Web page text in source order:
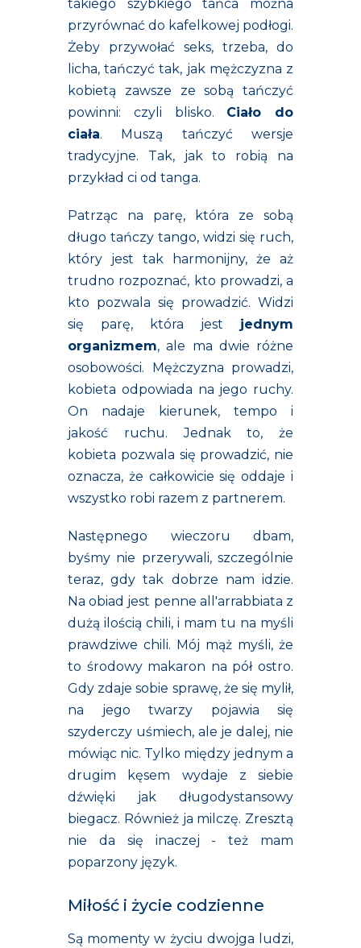
takiego szybkiego tańca można
przyrównać do kafelkowej podłogi.
Żeby przywołać seks, trzeba, do
licha, tańczyć tak, jak mężczyzna z
kobietą zawsze ze sobą tańczyć
powinni: czyli blisko. Ciało do
ciała. Muszą tańczyć wersje
tradycyjne. Tak, jak to robią na
przykład ci od tanga.
Patrząc na parę, która ze sobą
długo tańczy tango, widzi się ruch,
który jest tak harmonijny, że aż
trudno rozpoznać, kto prowadzi, a
kto pozwala się prowadzić. Widzi
się parę, która jest jednym
organizmem, ale ma dwie różne
osobowości. Mężczyzna prowadzi,
kobieta odpowiada na jego ruchy.
On nadaje kierunek, tempo i
jakość ruchu. Jednak to, że
kobieta pozwala się prowadzić, nie
oznacza, że całkowicie się oddaje i
wszystko robi razem z partnerem.
Następnego wieczoru dbam,
byśmy nie przerywali, szczególnie
teraz, gdy tak dobrze nam idzie.
Na obiad jest penne all'arrabbiata z
dużą ilością chili, i mam tu na myśli
prawdziwe chili. Mój mąż myśli, że
to środowy makaron na pół ostro.
Gdy zdaje sobie sprawę, że się mylił,
na jego twarzy pojawia się
szyderczy uśmiech, ale je dalej, nie
mówiąc nic. Tylko między jednym a
drugim kęsem wydaje z siebie
dźwięki jak długodystansowy
biegacz. Również ja milczę. Zresztą
nie da się inaczej - też mam
poparzony język.
Miłość i życie codzienne
Są momenty w życiu dwojga ludzi,